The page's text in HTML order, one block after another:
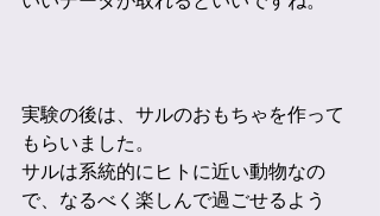
実験の後は、サルのおもちゃを作って
もらいました。
サルは系統的にヒトに近い動物なの
で、なるべく楽しんで過ごせるよう